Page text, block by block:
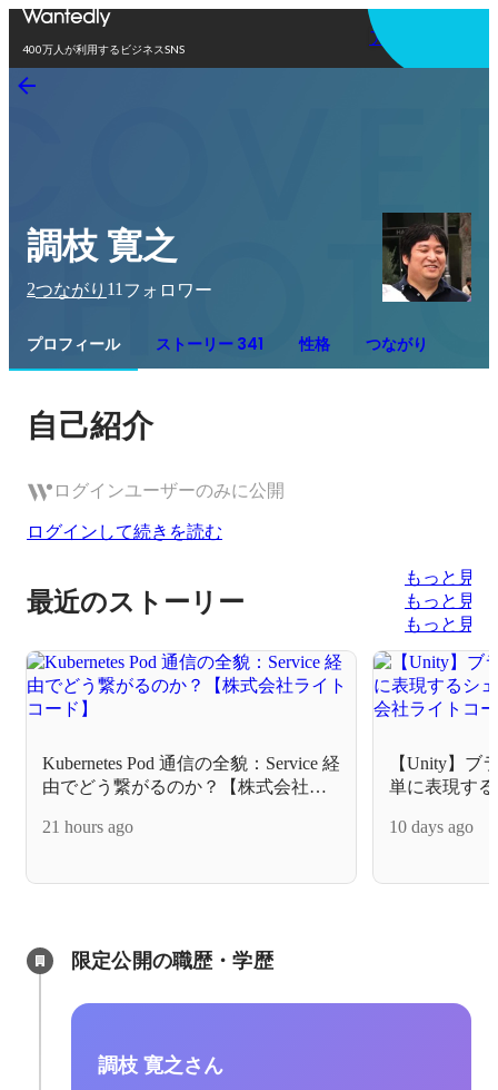
400万人が利用するビジネスSNS
アプリを使う
調枝 寛之
2つながり 11 フォロワー
プロフィール ストーリー 341 性格 つながり
自己紹介
ログインユーザーのみに公開
ログインして続きを読む
最近のストーリー
もっと見る
もっと見る
もっと見る
Kubernetes Pod 通信の全貌：Service 経
由でどう繋がるのか？【株式会社ラ
21 hours ago
【Unity】ブ
単に表現す
10 days ago
限定公開の職歴・学歴
調枝 寛之さん